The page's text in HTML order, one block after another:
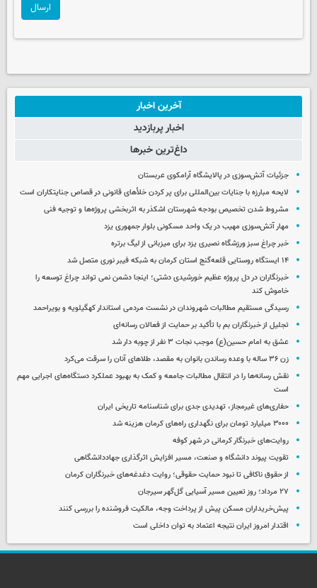
ارسال
آخرین اخبار
اخبار پربازدید
داغ‌ترین خبرها
جزئیات آتش‌سوزی در پالایشگاه آرامکوی عربستان
لایحه مبارزه با جنایات بین‌المللی برای پر کردن خلأهای قانونی در قصاص جنایتکاران است
مشروط شدن تخصیص بودجه شهرستان اشکذر به اثربخشی پروژه‌ها و توجیه فنی
مهار آتش‌سوزی مهیب در یک واحد مسکونی بلوار جمهوری یزد
خبر چراغ سبز ورزشگاه نصیری یزد برای میزبانی از لیگ برتره
۱۴ ایستگاه روستایی قلعه‌گنج استان کرمان به شبکه فیبر نوری متصل شد
خبرنگاران در دل پروژه عظیم خورشیدی دشتی؛ اینجا دشمن نمی‌ تواند چراغ توسعه را
خاموش کند
رسیدگی مستقیم مطالبات شهروندان در نشست مردمی استاندار کهگیلویه و بویراحمد
تجلیل از خبرنگاران بم با تأکید بر حمایت از فعالان رسانه‌ای
عشق به امام حسین(ع) موجب نجات ۳ نفر از چوبه دار شد
زن ۳۶ ساله با وعده رساندن بانوان به مقصد، طلاهای آنان را سرقت می‌کرد
نقش رسانه‌ها را در انتقال مطالبات جامعه و کمک به بهبود عملکرد دستگاه‌های اجرایی مهم
است
حفاری‌های غیرمجاز، تهدیدی جدی برای شناسنامه تاریخی ایران
۳۰۰۰ میلیارد تومان برای نگهداری راه‌های کرمان هزینه شد
روایت‌های خبرنگار کرمانی در شهر کوفه
تقویت پیوند دانشگاه و صنعت، مسیر افزایش اثرگذاری جهاددانشگاهی
از حقوق ناکافی تا نبود حمایت حقوقی؛ روایت دغدغه‌های خبرنگاران کرمان
۲۷ مرداد؛ روز تعیین مسیر آسیایی گل‌گهر سیرجان
پیش‌خریداران مسکن پیش از پرداخت وجه، مالکیت فروشنده را بررسی کنند
اقتدار امروز ایران نتیجه اعتماد به توان داخلی است